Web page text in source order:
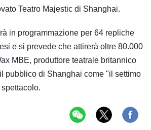
Teatro Majestic di Shanghai.
in programmazione per 64 repliche
e si prevede che attirerà oltre 80.000
MBE, produttore teatrale britannico
pubblico di Shanghai come "il settimo